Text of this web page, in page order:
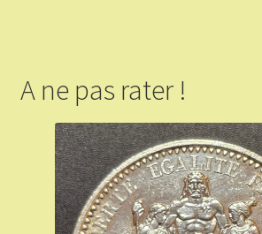
A ne pas rater !